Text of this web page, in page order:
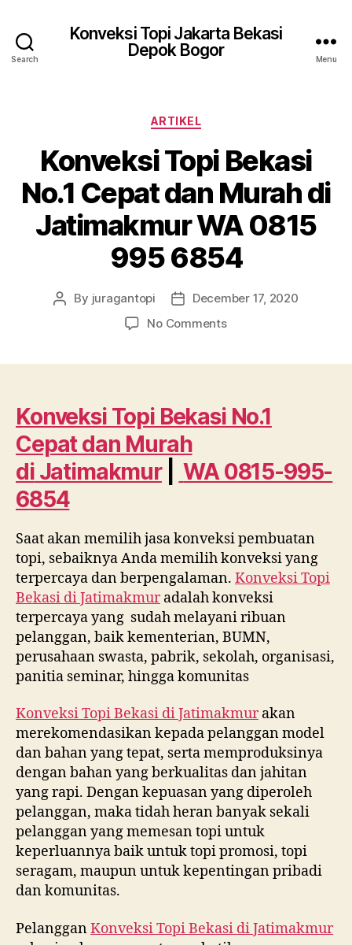
Search
Konveksi Topi Jakarta Bekasi
Depok Bogor
Menu
Categories
ARTIKEL
Konveksi Topi Bekasi
No.1 Cepat dan Murah di
Jatimakmur WA 0815
995 6854
Post
By juragantopi
PostDecember 17, 2020
No Commentson
Cepat
dan
di
Jatimakmur
995
6854
Konveksi Topi Bekasi No.1
Cepat dan Murah
diJatimakmur|
WA 0815-995-
6854
Saat akan memilih jasa konveksi pembuatan
topi, sebaiknya Anda memilih konveksi yang
terpercaya dan berpengalaman. Konveksi Topi
Bekasi diJatimakmuradalah konveksi
terpercaya yang sudah melayani ribuan
pelanggan, baik kementerian, BUMN,
perusahaan swasta, pabrik, sekolah, organisasi,
panitia seminar, hingga komunitas
Konveksi Topi Bekasi diJatimakmurakan
merekomendasikan kepada pelanggan model
dan bahan yang tepat, serta memproduksinya
dengan bahan yang berkualitas dan jahitan
yang rapi. Dengan kepuasan yang diperoleh
pelanggan, maka tidah heran banyak sekali
pelanggan yang memesan topi untuk
keperluannya baik untuk topi promosi, topi
seragam, maupun untuk kepentingan pribadi
dan komunitas.
PelangganKonveksi Topi Bekasi diJatimakmur